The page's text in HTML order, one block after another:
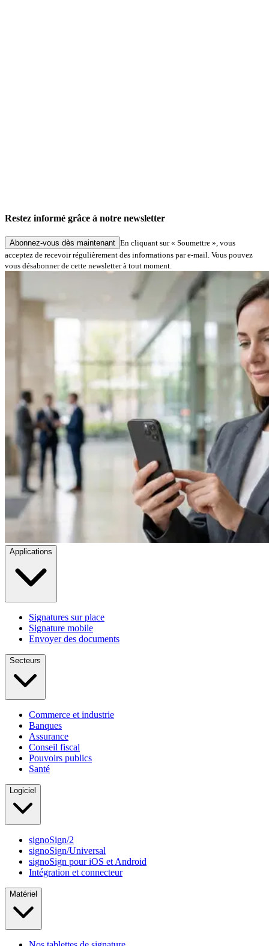
Restez informé grâce à notre newsletter
Abonnez-vous dès maintenant En cliquant sur « Soumettre », vous
acceptez de recevoir régulièrement des informations par e-mail. Vous pouvez
vous désabonner de cette newsletter à tout moment.
Applications
Signatures sur place
Signature mobile
Envoyer des documents
Secteurs
Commerce et industrie
Banques
Assurance
Conseil fiscal
Pouvoirs publics
Santé
Logiciel
signoSign/2
signoSign/Universal
signoSign pour iOS et Android
Intégration et connecteur
Matériel